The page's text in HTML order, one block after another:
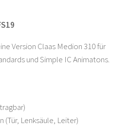
Version Claas Medion 310 für
und Simple IC Animatons.
(Tür, Lenksäule, Leiter)